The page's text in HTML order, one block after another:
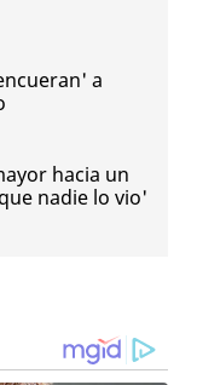
a
hacia un
nadie lo vio'